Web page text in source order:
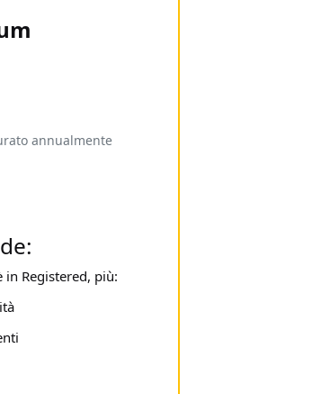
annualmente
in Registered, più: